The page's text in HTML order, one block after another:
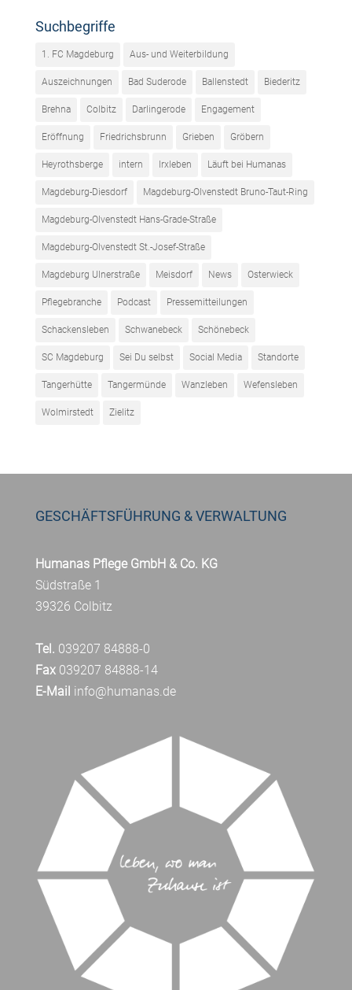
Suchbegriffe
1. FC Magdeburg Aus- und Weiterbildung
Auszeichnungen Bad Suderode Ballenstedt Biederitz
Brehna Colbitz Darlingerode Engagement
Eröffnung Friedrichsbrunn Grieben Gröbern
Heyrothsberge intern Irxleben Läuft bei Humanas
Magdeburg-Diesdorf Magdeburg-Olvenstedt Bruno-Taut-Ring
Magdeburg-Olvenstedt Hans-Grade-Straße
Magdeburg-Olvenstedt St.-Josef-Straße
Magdeburg Ulnerstraße Meisdorf News Osterwieck
Pflegebranche Podcast Pressemitteilungen
Schackensleben Schwanebeck Schönebeck
SC Magdeburg Sei Du selbst Social Media Standorte
Tangerhütte Tangermünde Wanzleben Wefensleben
Wolmirstedt Zielitz
GESCHÄFTSFÜHRUNG & VERWALTUNG
Humanas Pflege GmbH & Co. KG
Südstraße 1
39326 Colbitz
Tel. 039207 84888-0
Fax039207 84888-14
E-Mail info@humanas.de